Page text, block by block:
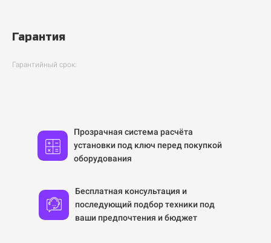
Гарантия
Гарантийный срок:
Прозрачная система расчёта
установки под ключ перед покупкой
оборудования
Бесплатная консультация и
последующий подбор техники под
ваши предпочтения и бюджет